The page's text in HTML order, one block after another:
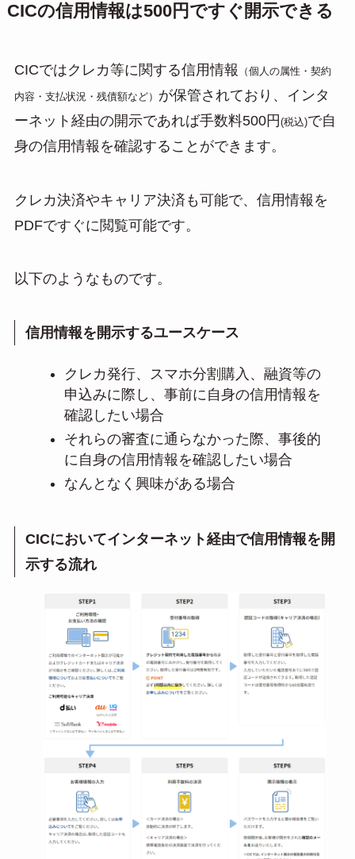
CICの信用情報は500円ですぐ開示できる
CICではクレカ等に関する信用情報 （個人の属性・契約
内容・支払状況・残債額など） が保管されており、インタ
ーネット経由の開示であれば手数料500円(税込)で自
身の信用情報を確認することができます。
クレカ決済やキャリア決済も可能で、信用情報を
PDFですぐに閲覧可能です。
以下のようなものです。
信用情報を開示するユースケース
クレカ発行、スマホ分割購入、融資等の
申込みに際し、事前に自身の信用情報を
確認したい場合
それらの審査に通らなかった際、事後的
に自身の信用情報を確認したい場合
なんとなく興味がある場合
CICにおいてインターネット経由で信用情報を開
示する流れ